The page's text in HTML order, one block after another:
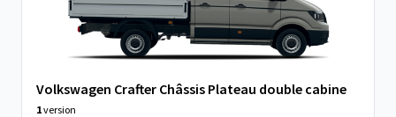
Volkswagen Crafter Châssis Plateau double cabine
1version